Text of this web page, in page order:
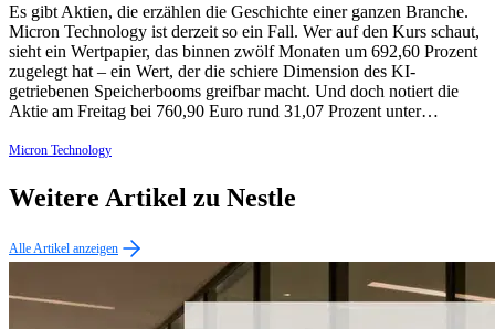
Es gibt Aktien, die erzählen die Geschichte einer ganzen Branche.
Micron Technology ist derzeit so ein Fall. Wer auf den Kurs schaut,
sieht ein Wertpapier, das binnen zwölf Monaten um 692,60 Prozent
zugelegt hat – ein Wert, der die schiere Dimension des KI-
getriebenen Speicherbooms greifbar macht. Und doch notiert die
Aktie am Freitag bei 760,90 Euro rund 31,07 Prozent unter…
Micron Technology
Weitere Artikel zu Nestle
Alle Artikel anzeigen